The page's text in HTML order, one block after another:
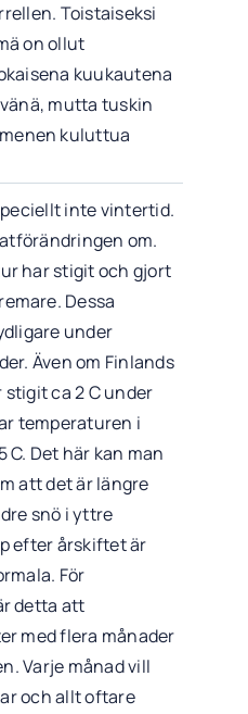
Toistaiseksi
on ollut
kuukautena
mutta tuskin
kuluttua
inte vintertid.
om.
har stigit och gjort
Dessa
under
Även om Finlands
ca 2 C under
temperaturen i
C. Det här kan man
att det är längre
snö i yttre
efter årskiftet är
För
detta att
med flera månader
Varje månad vill
och allt oftare